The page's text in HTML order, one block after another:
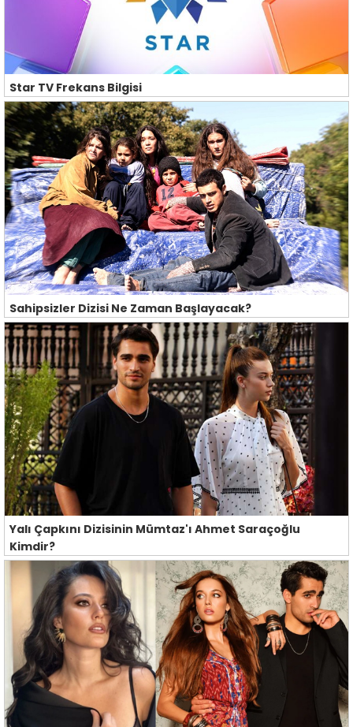
Star TV Frekans Bilgisi
Sahipsizler Dizisi Ne Zaman Başlayacak?
Yalı Çapkını Dizisinin Mümtaz'ı Ahmet Saraçoğlu
Kimdir?